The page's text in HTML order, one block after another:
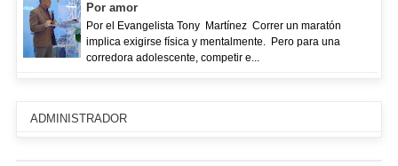
Por amor
Por el Evangelista Tony Martínez Correr un maratón
implica exigirse física y mentalmente. Pero para una
corredora adolescente, competir e...
ADMINISTRADOR